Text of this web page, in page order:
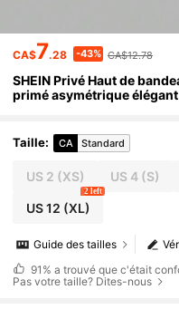
CA$7.28 -43% CA$12.78
SHEIN Privé Haut de
primé asymétrique
Taille: CA Standard
US 2 (XS) US 4 (S)
US 12 (XL)
2 left
Guide des tailles
91% a trouvé que c'était
Pas votre taille? Dites-nous